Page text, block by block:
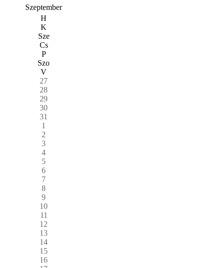
Szeptember
H
K
Sze
Cs
P
Szo
V
27
28
29
30
31
1
2
3
4
5
6
7
8
9
10
11
12
13
14
15
16